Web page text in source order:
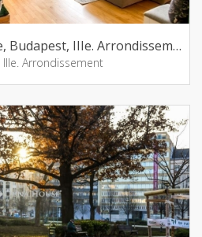
Appartement Á vendre, Budapest, IIIe. Arrondissement
Arrondissement